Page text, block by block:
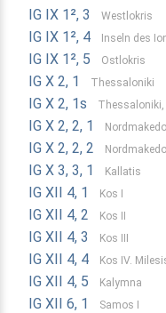
IG IX 1², 3 Westlokris
IG IX 1², 4 Inseln des
IG IX 1², 5 Ostlokris
IG X 2, 1 Thessaloniki
IG X 2, 1s Thessaloniki,
IG X 2, 2, 1
IG X 2, 2, 2
IG X 3, 3, 1 Kallatis
IG XII 4, 1 Kos I
IG XII 4, 2 Kos II
IG XII 4, 3 Kos III
IG XII 4, 4 Kos IV.
IG XII 4, 5 Kalymna
IG XII 6, 1 Samos I